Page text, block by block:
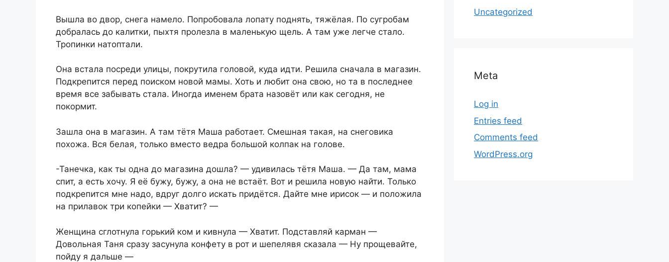
Вышла во двор, снега намело. Попробовала лопату поднять, тяжёлая. По сугробам
добралась до калитки, пыхтя пролезла в маленькую щель. А там уже легче стало.
Тропинки натоптали.
Она встала посреди улицы, покрутила головой, куда идти. Решила сначала в магазин.
Подкрепится перед поиском новой мамы. Хоть и любит она свою, но та в последнее
время все забывать стала. Иногда именем брата назовёт или как сегодня, не
покормит.
Зашла она в магазин. А там тётя Маша работает. Смешная такая, на снеговика
похожа. Вся белая, только вместо ведра большой колпак на голове.
-Танечка, как ты одна до магазина дошла? — удивилась тётя Маша. — Да там, мама
спит, а есть хочу. Я её бужу, бужу, а она не встаёт. Вот и решила новую найти. Только
подкрепится мне надо, вдруг долго искать придётся. Дайте мне ирисок — и положила
на прилавок три копейки — Хватит? —
Женщина сглотнула горький ком и кивнула — Хватит. Подставляй карман —
Довольная Таня сразу засунула конфету в рот и шепелявя сказала — Ну прощевайте,
пойду я дальше —
Uncategorized
Meta
Log in
Entries feed
Comments feed
WordPress.org